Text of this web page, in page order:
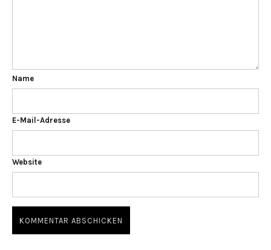
Name
E-Mail-Adresse
Website